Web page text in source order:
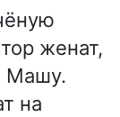
женат,
Машу.
на